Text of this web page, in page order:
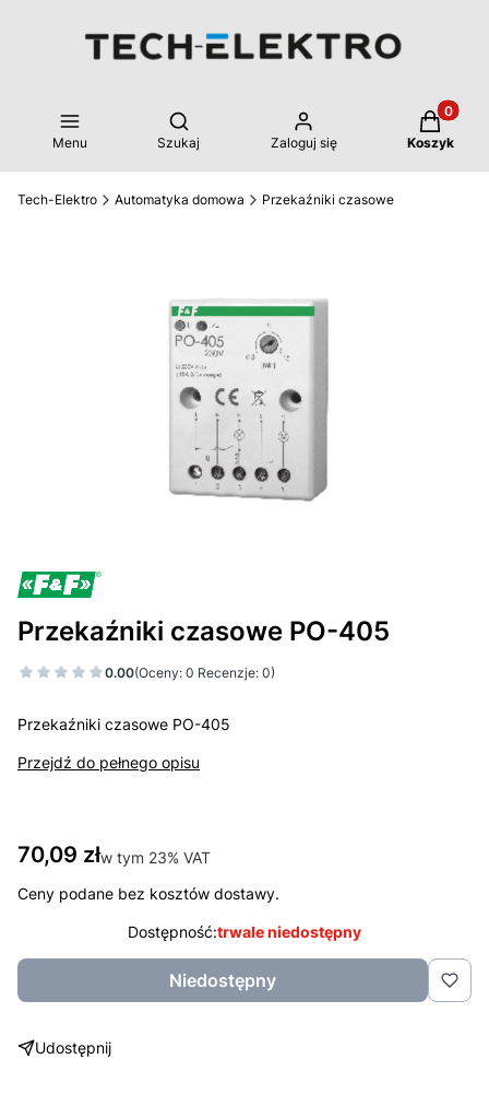
Menu
Otwórz wyszukiwarkę
Szukaj Zaloguj się Koszyk
Tech-Elektro Automatyka domowa Przekaźniki czasowe
Przekaźniki czasowe PO-405
0.00(Oceny: 0 Recenzje: 0)
Przekaźniki czasowe PO-405
Przejdź do pełnego opisu
Cena
70,09 złw tym 23% VAT
w tym 23% VAT
Ceny podane bez kosztów dostawy.
Dostępność:trwale niedostępny
Niedostępny
Udostępnij